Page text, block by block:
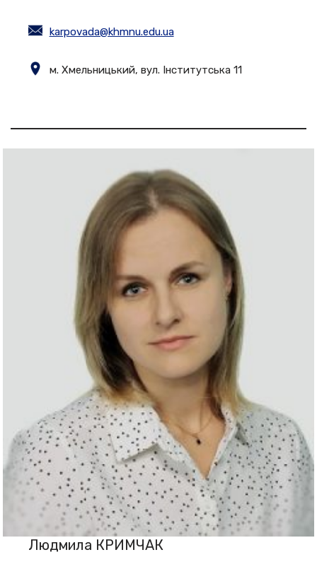
karpovada@khmnu.edu.ua
м. Хмельницький, вул. Інститутська 11
Людмила КРИМЧАК